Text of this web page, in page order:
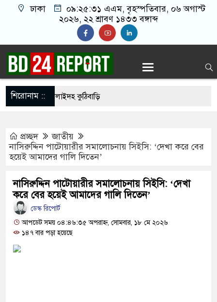
ঢাকা ০৯:২৫:৩২ এএম, বৃহস্পতিবার, ০৬ অগাস্ট
২০২৬, ২২ শ্রাবণ ১৪৩৩ বঙ্গাব্দ
শিরোনাম ::
দিবসে নিস্তব্ধ শিলাইদহ কুঠিবাড়ি
সংঘর্ষে নাস্তানাবুদ ইসরায়েল, হারাল ২ সেনা
নিরাপত্তা জোরদার, পরিচয়পত্র ছাড়া প্রবেশ বন্ধ
হচ্ছে কেয়ামতের কিছু আলামত
চূড়ান্ত তারিখ ঘোষণা
যৌন নিপীড়ন, জামায়াত কর্মীকে ৫০ বেত্রাঘাত
তৃতীয় পক্ষের ভূমিকা দেখছেন বিশ্লেষকরা
প্রচ্ছদ
জাতীয়
নাসিরুদ্দিন পাটোয়ারীর সমালোচনায় সিইসি: ‘দেখা করে বের
হয়েই আমাদের গালি দিতেন’
নাসিরুদ্দিন পাটোয়ারীর সমালোচনায় সিইসি: ‘দেখা
করে বের হয়েই আমাদের গালি দিতেন’
ডেস্ক রিপোর্ট
আপডেট সময় ০৪:৪৬:৩৫ অপরাহ্ন, সোমবার, ১৮ মে ২০২৬
১৪৭ বার পড়া হয়েছে